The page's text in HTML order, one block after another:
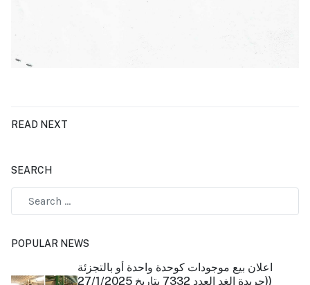
READ NEXT
SEARCH
POPULAR NEWS
اعلان بيع موجودات كوحدة واحدة أو بالتجزئة
(جريدة الغد العدد 7332 بتاريخ 27/1/2025)